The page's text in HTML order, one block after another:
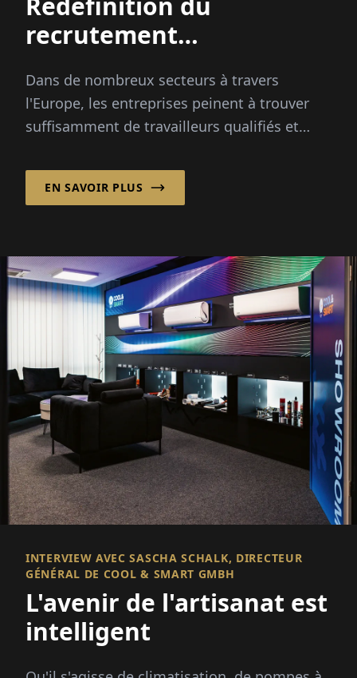
recrutement
Dans de nombreux secteurs à travers
l'Europe, les entreprises peinent à trouver
suffisamment de travailleurs qualifiés et
changements démographiques et...
EN SAVOIR PLUS
INTERVIEW AVEC SASCHA SCHALK, DIRECTEUR
GÉNÉRAL DE COOL & SMART GMBH
L'avenir de l'artisanat est
intelligent